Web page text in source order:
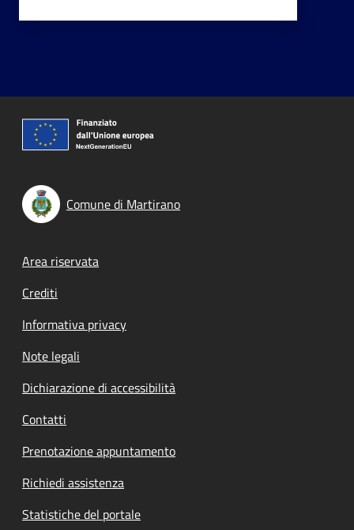
Comune di Martirano
Footer menu
Area riservata
Crediti
Informativa privacy
Note legali
Dichiarazione di accessibilità
Contatti
Prenotazione appuntamento
Richiedi assistenza
Statistiche del portale